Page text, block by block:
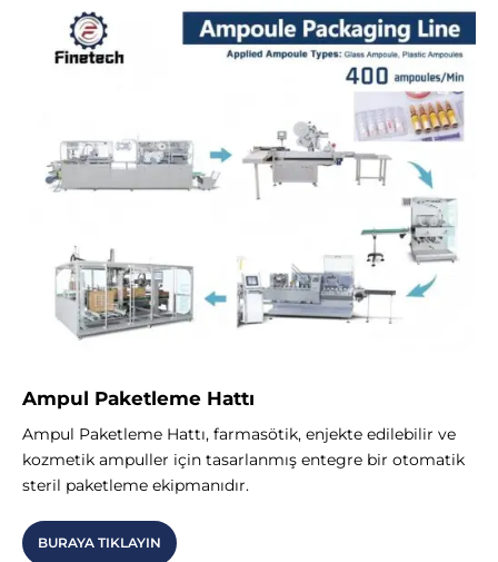
Ampul Paketleme Hattı
Ampul Paketleme Hattı, farmasötik, enjekte edilebilir ve
kozmetik ampuller için tasarlanmış entegre bir otomatik
steril paketleme ekipmanıdır.
BURAYA TIKLAYIN